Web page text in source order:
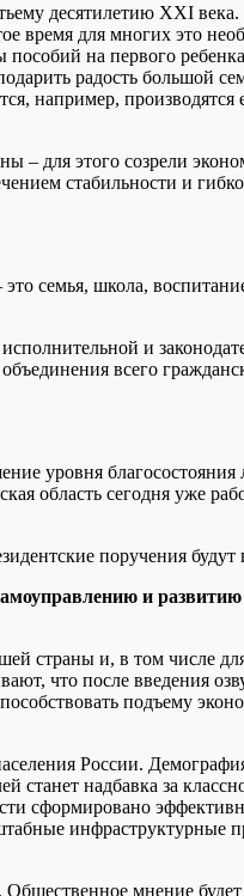
десятилетию XXI века.
время для многих это
на первого
радость большой
например,
для этого созрели
стабильности и
семья, школа,
и
всего
уровня
область сегодня уже
поручения
и
страны и, в том числе
что после введения
подъему
России.
надбавка за
сформировано
инфраструктурные
мнение